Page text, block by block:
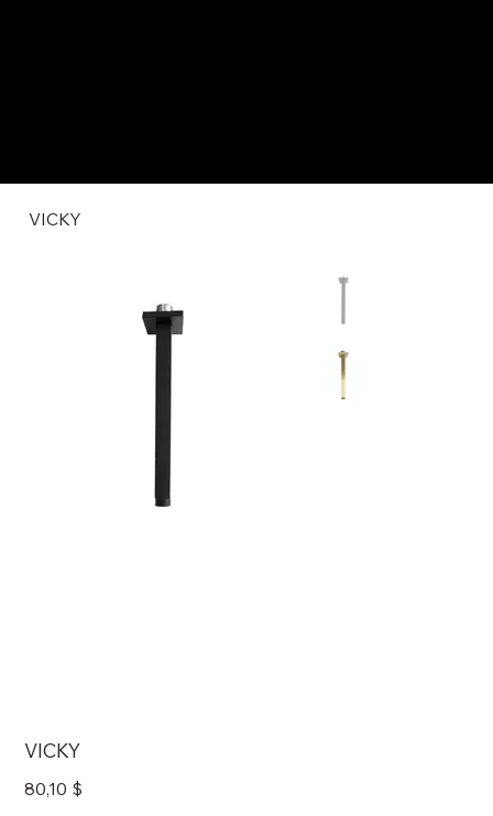
VICKY
VICKY
Prix
80,10 $